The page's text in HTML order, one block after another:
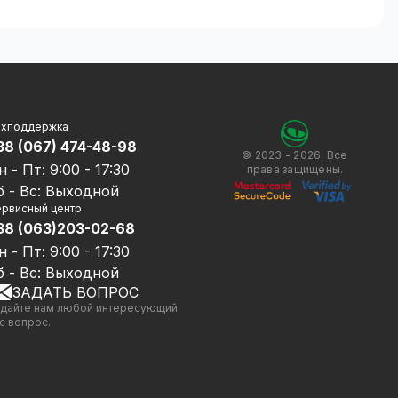
кабельным сетям.
ключ».
документацию и будете пошагово
системы без замены видеорегистратора.
и расширенными интеллектуальными
поддержке всех современных
(067) 474-48-98
- Пт: 9:00 - 17:30
- Вс: Выходной
центр
(063)203-02-68
- Пт: 9:00 - 17:30
- Вс: Выходной
ЗАДАТЬ ВОПРОС
нам любой интересующий
вопрос.
© 2023 - 2026, Все
права защищены.